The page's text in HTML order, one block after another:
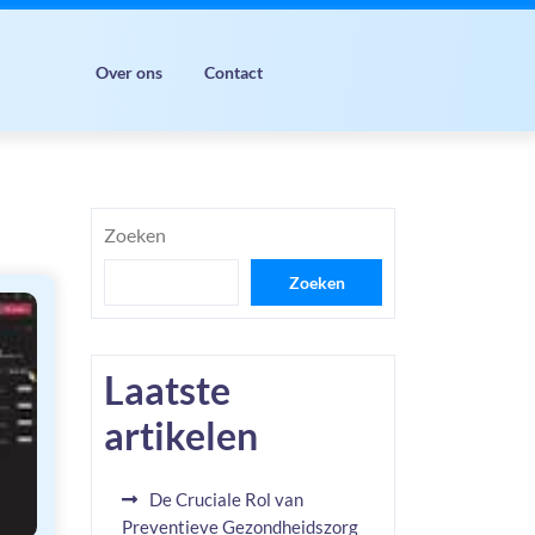
Over ons Contact
Zoeken
Zoeken
Laatste
artikelen
De Cruciale Rol van
Preventieve Gezondheidszorg